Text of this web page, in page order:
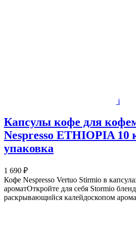
i
Капсулы кофе для
Nespresso ETHIOPIA 10
упаковка
1 690 ₽
Кофе Nespresso Vertuo Stirmio в
ароматОткройте для себя Stormio
раскрывающийся калейдоскопом